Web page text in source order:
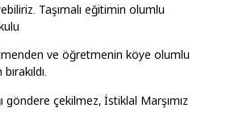
Taşımalı eğitimin olumlu
ve öğretmenin köye olumlu
göndere çekilmez, İstiklal Marşımız